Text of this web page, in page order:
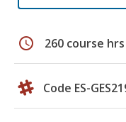
schedule 260 course hrs
Code ES-